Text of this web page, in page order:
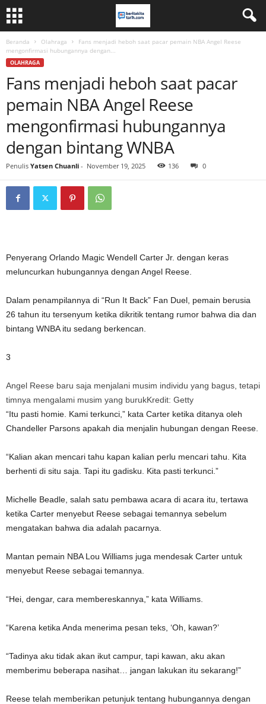
Beranda Olahraga
Fans menjadi heboh saat pacar pemain NBA Angel Reese
mengonfirmasi hubungannya dengan...
OLAHRAGA
Fans menjadi heboh saat pacar
pemain NBA Angel Reese
mengonfirmasi hubungannya
dengan bintang WNBA
Penulis Yatsen Chuanli - November 19, 2025 136 0
Penyerang Orlando Magic Wendell Carter Jr. dengan keras
meluncurkan hubungannya dengan Angel Reese.
Dalam penampilannya di “Run It Back” Fan Duel, pemain berusia
26 tahun itu tersenyum ketika dikritik tentang rumor bahwa dia dan
bintang WNBA itu sedang berkencan.
3
Angel Reese baru saja menjalani musim individu yang bagus, tetapi
timnya mengalami musim yang burukKredit: Getty
“Itu pasti homie. Kami terkunci,” kata Carter ketika ditanya oleh
Chandeller Parsons apakah dia menjalin hubungan dengan Reese.
“Kalian akan mencari tahu kapan kalian perlu mencari tahu. Kita
berhenti di situ saja. Tapi itu gadisku. Kita pasti terkunci.”
Michelle Beadle, salah satu pembawa acara di acara itu, tertawa
ketika Carter menyebut Reese sebagai temannya sebelum
mengatakan bahwa dia adalah pacarnya.
Mantan pemain NBA Lou Williams juga mendesak Carter untuk
menyebut Reese sebagai temannya.
“Hei, dengar, cara membereskannya,” kata Williams.
“Karena ketika Anda menerima pesan teks, ‘Oh, kawan?’
“Tadinya aku tidak akan ikut campur, tapi kawan, aku akan
memberimu beberapa nasihat… jangan lakukan itu sekarang!”
Reese telah memberikan petunjuk tentang hubungannya dengan